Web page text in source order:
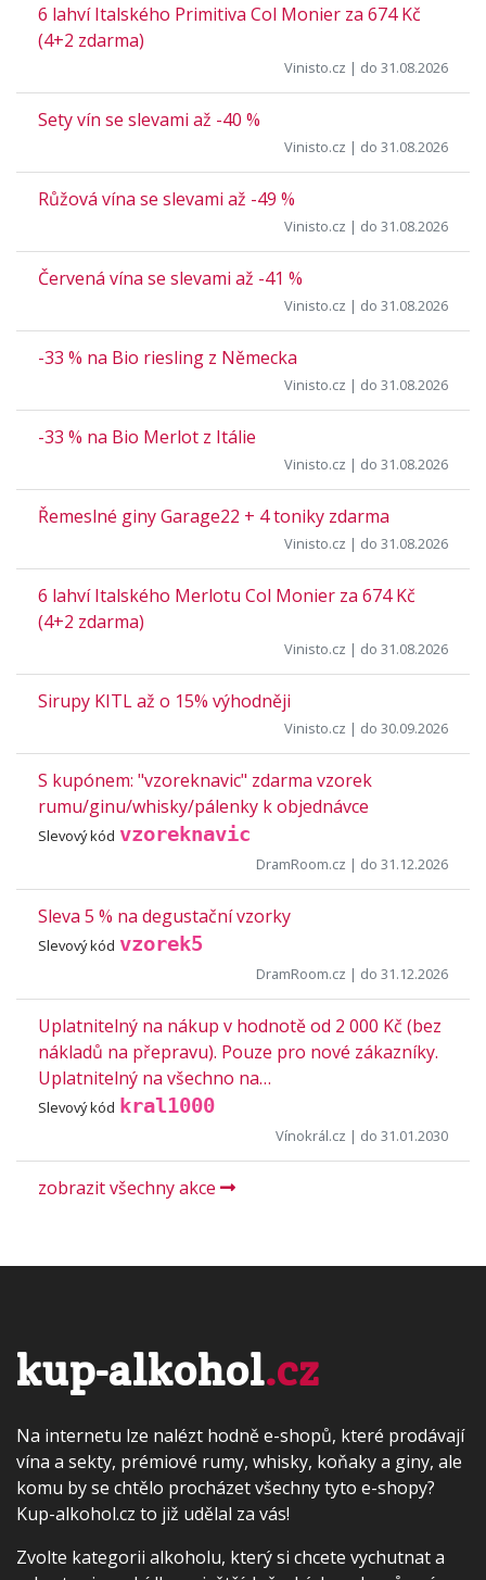
6 lahví Italského Primitiva Col Monier za 674 Kč
(4+2 zdarma)
Vinisto.cz | do 31.08.2026
Sety vín se slevami až -40 %
Vinisto.cz | do 31.08.2026
Růžová vína se slevami až -49 %
Vinisto.cz | do 31.08.2026
Červená vína se slevami až -41 %
Vinisto.cz | do 31.08.2026
-33 % na Bio riesling z Německa
Vinisto.cz | do 31.08.2026
-33 % na Bio Merlot z Itálie
Vinisto.cz | do 31.08.2026
Řemeslné giny Garage22 + 4 toniky zdarma
Vinisto.cz | do 31.08.2026
6 lahví Italského Merlotu Col Monier za 674 Kč
(4+2 zdarma)
Vinisto.cz | do 31.08.2026
Sirupy KITL až o 15% výhodněji
Vinisto.cz | do 30.09.2026
S kupónem: "vzoreknavic" zdarma vzorek
rumu/ginu/whisky/pálenky k objednávce
Slevový kód vzoreknavic
DramRoom.cz | do 31.12.2026
Sleva 5 % na degustační vzorky
Slevový kód vzorek5
DramRoom.cz | do 31.12.2026
Uplatnitelný na nákup v hodnotě od 2 000 Kč (bez
nákladů na přepravu). Pouze pro nové zákazníky.
Uplatnitelný na všechno na…
Slevový kód kral1000
Vínokrál.cz | do 31.01.2030
zobrazit všechny akce
kup-alkohol.cz
Na internetu lze nalézt hodně e-shopů, které prodávají
vína a sekty, prémiové rumy, whisky, koňaky a giny, ale
komu by se chtělo procházet všechny tyto e-shopy?
Kup-alkohol.cz to již udělal za vás!
Zvolte kategorii alkoholu, který si chcete vychutnat a